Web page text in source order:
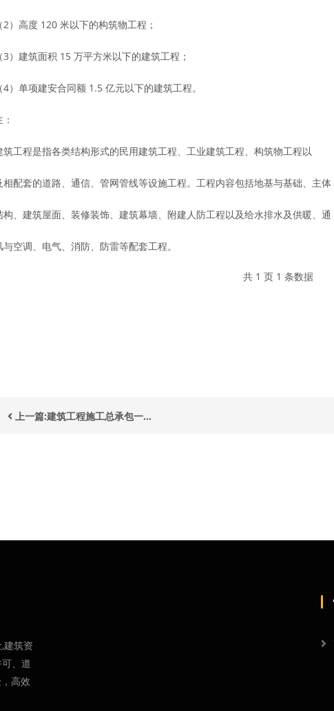
（2）高度 120 米以下的构筑物工程；
（3）建筑面积 15 万平方米以下的建筑工程；
（4）单项建安合同额 1.5 亿元以下的建筑工程。
筑工程是指各类结构形式的民用建筑工程、工业建筑工程、构筑物工程以
相配套的道路、通信、管网管线等设施工程。工程内容包括地基与基础、主体
构、建筑屋面、装修装饰、建筑幕墙、附建人防工程以及给水排水及供暖、通
与空调、电气、消防、防雷等配套工程。
共 1 页 1 条数据
上一篇:建筑工程施工总承包一...
建筑资
、道
高效